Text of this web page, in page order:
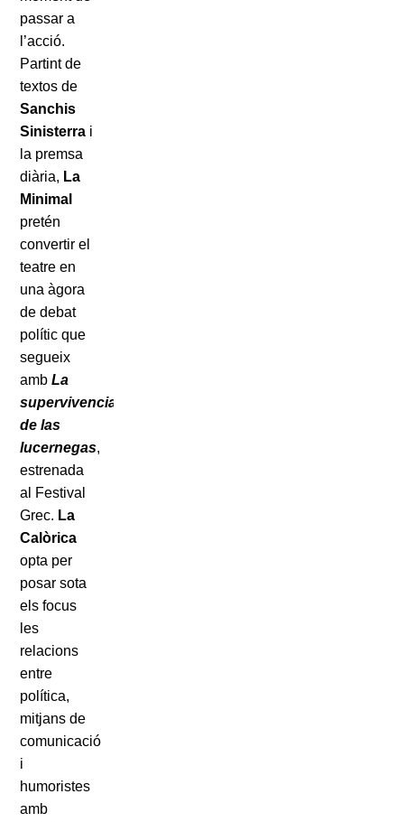
passar a
l’acció.
Partint de
textos de
Sanchis
Sinisterra i
la premsa
diària, La
Minimal
pretén
convertir el
teatre en
una àgora
de debat
polític que
segueix
ambLa
supervivencia
de las
lucernegas,
estrenada
al Festival
Grec. La
Calòrica
opta per
posar sota
els focus
les
relacions
entre
política,
mitjans de
comunicació
i
humoristes
amb